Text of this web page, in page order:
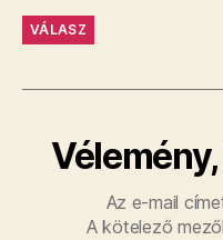
VÁLASZ
Az e-mail
A kötelező